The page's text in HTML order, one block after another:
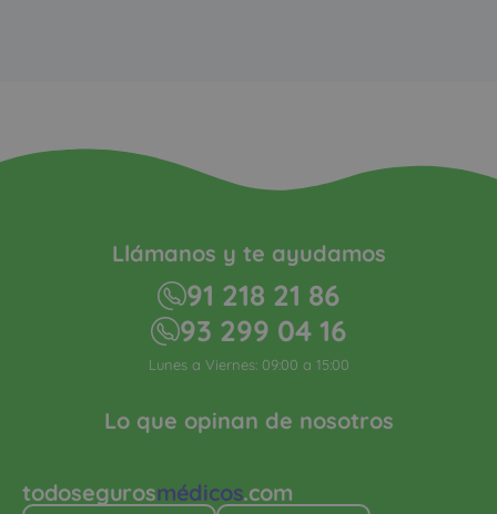
todosegurosmédicos.com
Lo que opinan de nosotros
Llámanos y te ayudamos
91 218 21 86
93 299 04 16
Lunes a Viernes: 09:00 a 15:00